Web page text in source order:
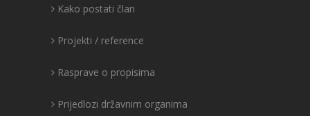
Kako postati član
Projekti / reference
Rasprave o propisima
Prijedlozi državnim organima